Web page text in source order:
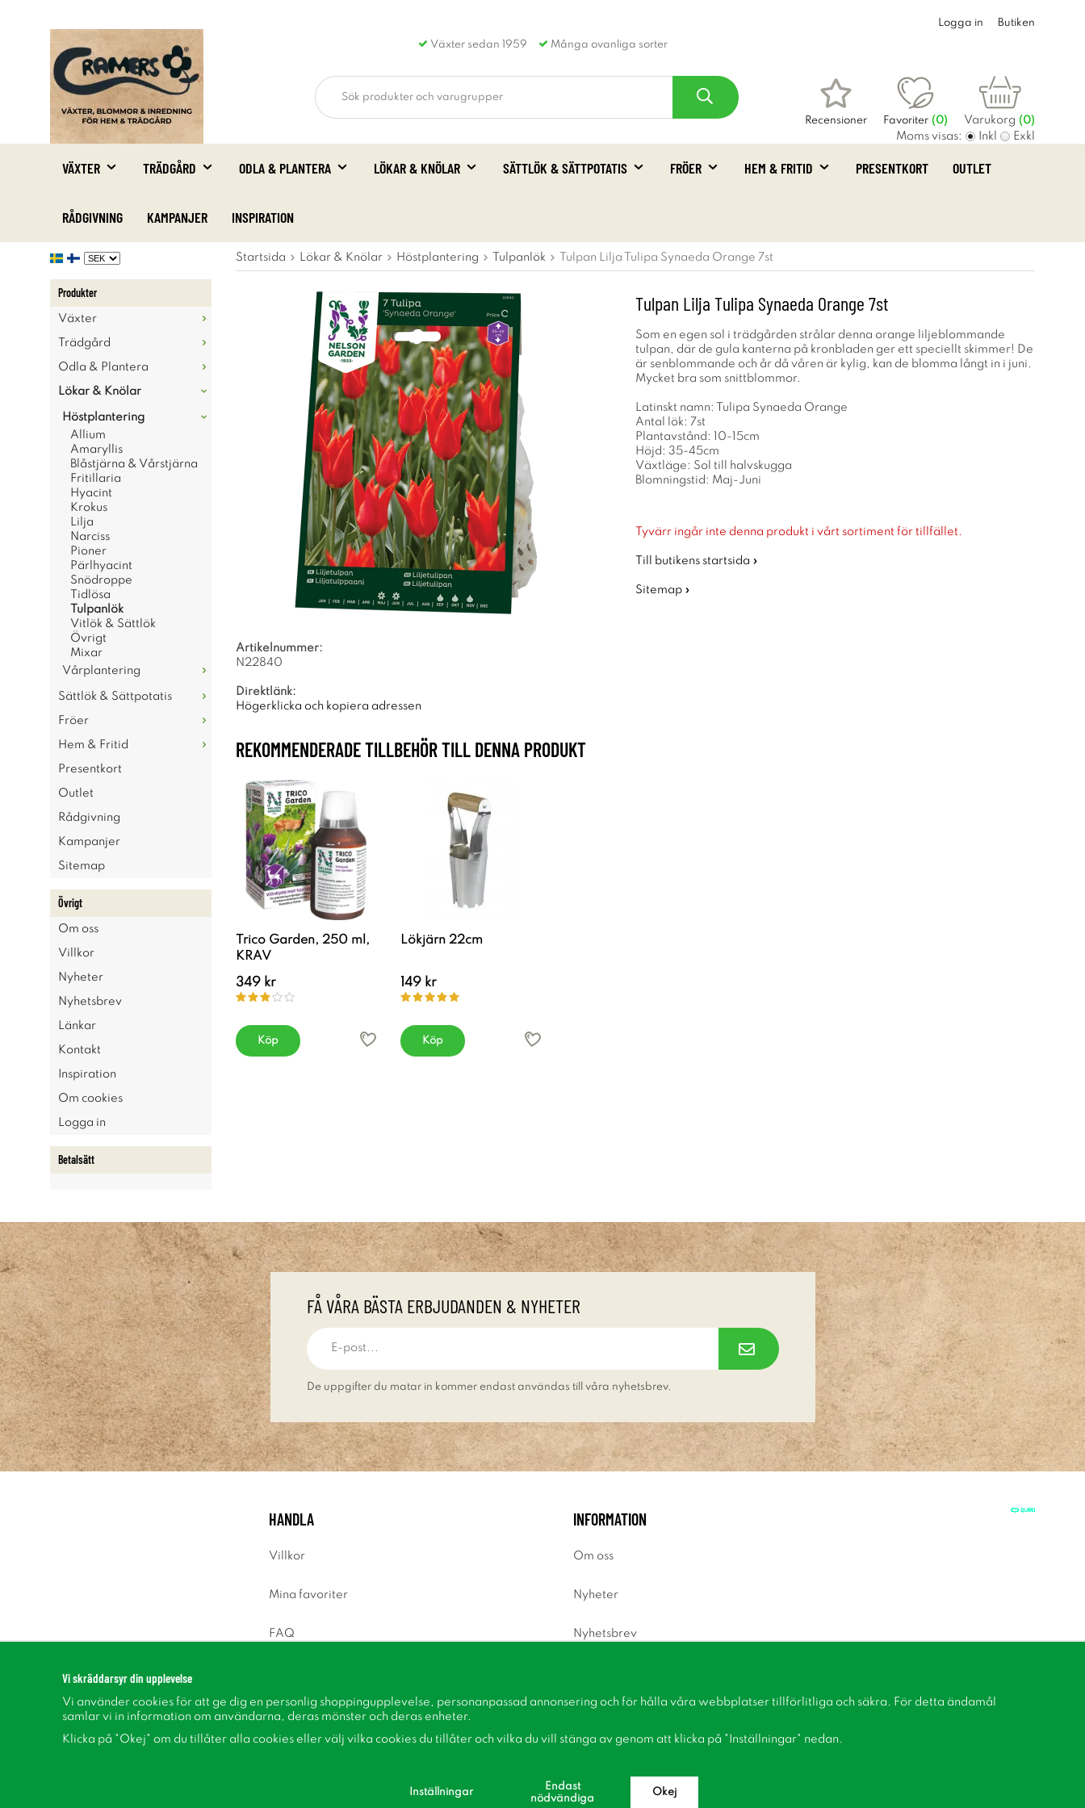
Växter sedan 1959 Många ovanliga sorter
Logga in Butiken
Recensioner Favoriter (0) Varukorg (0)
Moms visas: Inkl Exkl
VÄXTER TRÄDGÅRD ODLA & PLANTERA LÖKAR & KNÖLAR SÄTTLÖK & SÄTTPOTATIS FRÖER HEM & FRITID PRESENTKORT OUTLET
RÅDGIVNING KAMPANJER INSPIRATION
Produkter
Växter
Trädgård
Odla & Plantera
Lökar & Knölar
Höstplantering
Allium
Amaryllis
Blåstjärna & Vårstjärna
Fritillaria
Hyacint
Krokus
Lilja
Narciss
Pioner
Pärlhyacint
Snödroppe
Tidlösa
Tulpanlök
Vitlök & Sättlök
Övrigt
Mixar
Vårplantering
Sättlök & Sättpotatis
Fröer
Hem & Fritid
Presentkort
Outlet
Rådgivning
Kampanjer
Sitemap
Övrigt
Om oss
Villkor
Nyheter
Nyhetsbrev
Länkar
Kontakt
Inspiration
Om cookies
Logga in
Betalsätt
Startsida Lökar & Knölar Höstplantering Tulpanlök Tulpan Lilja Tulipa Synaeda Orange 7st
Tulpan Lilja Tulipa Synaeda Orange 7st
Som en egen sol i trädgården strålar denna orange liljeblommande
tulpan, där de gula kanterna på kronbladen ger ett speciellt skimmer! De
är senblommande och år då våren är kylig, kan de blomma långt in i juni.
Mycket bra som snittblommor.
Latinskt namn: Tulipa Synaeda Orange
Antal lök: 7st
Plantavstånd: 10-15cm
Höjd: 35-45cm
Växtläge: Sol till halvskugga
Blomningstid: Maj-Juni
Tyvärr ingår inte denna produkt i vårt sortiment för tillfället.
Till butikens startsida »
Sitemap »
Artikelnummer:
N22840
Direktlänk:
Högerklicka och kopiera adressen
REKOMMENDERADE TILLBEHÖR TILL DENNA PRODUKT
Trico Garden, 250 ml,
KRAV
349 kr
Köp
Lökjärn 22cm
149 kr
Köp
FÅ VÅRA BÄSTA ERBJUDANDEN & NYHETER
De uppgifter du matar in kommer endast användas till våra nyhetsbrev.
HANDLA
Villkor
Mina favoriter
FAQ
INFORMATION
Om oss
Nyheter
Nyhetsbrev
Inspiration
Vi skräddarsyr din upplevelse
Vi använder cookies för att ge dig en personlig shoppingupplevelse, personanpassad annonsering och för hålla våra webbplatser tillförlitliga och säkra. För detta ändamål
samlar vi in information om användarna, deras mönster och deras enheter.
Klicka på "Okej" om du tillåter alla cookies eller välj vilka cookies du tillåter och vilka du vill stänga av genom att klicka på "Inställningar" nedan.
Inställningar
Endast
nödvändiga
Okej